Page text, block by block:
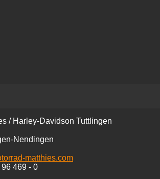
/ Harley-Davidson Tuttlingen
Nendingen
matthies.com
96 469 - 0